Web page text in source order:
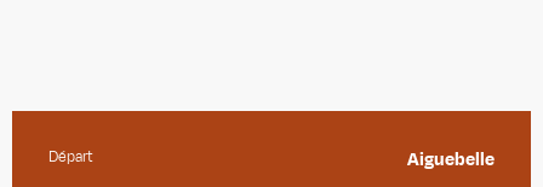
Informations pratiques
Départ Aiguebelle